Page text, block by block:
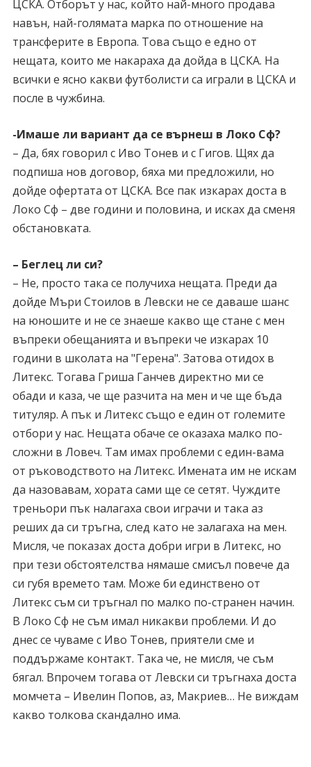
ЦСКА. Отборът у нас, който най-много продава
навън, най-голямата марка по отношение на
трансферите в Европа. Това също е едно от
нещата, които ме накараха да дойда в ЦСКА. На
всички е ясно какви футболисти са играли в ЦСКА и
после в чужбина.
-Имаше ли вариант да се върнеш в Локо Сф?
– Да, бях говорил с Иво Тонев и с Гигов. Щях да
подпиша нов договор, бяха ми предложили, но
дойде офертата от ЦСКА. Все пак изкарах доста в
Локо Сф – две години и половина, и исках да сменя
обстановката.
– Беглец ли си?
– Не, просто така се получиха нещата. Преди да
дойде Мъри Стоилов в Левски не се даваше шанс
на юношите и не се знаеше какво ще стане с мен
въпреки обещанията и въпреки че изкарах 10
години в школата на "Герена". Затова отидох в
Литекс. Тогава Гриша Ганчев директно ми се
обади и каза, че ще разчита на мен и че ще бъда
титуляр. А пък и Литекс също е един от големите
отбори у нас. Нещата обаче се оказаха малко по-
сложни в Ловеч. Там имах проблеми с един-вама
от ръководството на Литекс. Имената им не искам
да назовавам, хората сами ще се сетят. Чуждите
треньори пък налагаха свои играчи и така аз
реших да си тръгна, след като не залагаха на мен.
Мисля, че показах доста добри игри в Литекс, но
при тези обстоятелства нямаше смисъл повече да
си губя времето там. Може би единствено от
Литекс съм си тръгнал по малко по-странен начин.
В Локо Сф не съм имал никакви проблеми. И до
днес се чуваме с Иво Тонев, приятели сме и
поддържаме контакт. Така че, не мисля, че съм
бягал. Впрочем тогава от Левски си тръгнаха доста
момчета – Ивелин Попов, аз, Макриев… Не виждам
какво толкова скандално има.